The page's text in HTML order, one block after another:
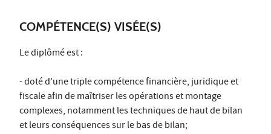
COMPÉTENCE(S) VISÉE(S)
Le diplômé est :
- doté d'une triple compétence financière, juridique et
fiscale afin de maîtriser les opérations et montage
complexes, notamment les techniques de haut de bilan
et leurs conséquences sur le bas de bilan;